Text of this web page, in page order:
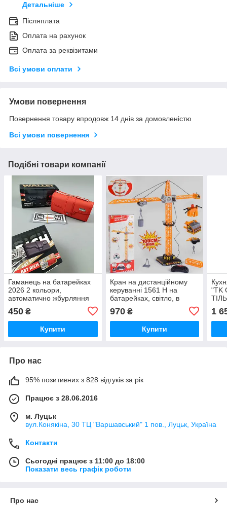
Детальніше
Післяплата
Оплата на рахунок
Оплата за реквізитами
Всі умови оплати
Умови повернення
Повернення товару впродовж 14 днів за домовленістю
Всі умови повернення
Подібні товари компанії
Гаманець на батарейках
2026 2 кольори,
автоматично жбурляння
450 ₴
Купити
Кран на дистанційному
керуванні 1561 H на
батарейках, світло, в
970₴
Купити
"TK
1
Про нас
95% позитивних з 828 відгуків за рік
Працює з 28.06.2016
м. Луцьк
вул.Конякіна, 30 ТЦ "Варшавський" 1 пов., Луцьк, Україна
Контакти
Сьогодні працює з 11:00 до 18:00
Показати весь графік роботи
Про нас